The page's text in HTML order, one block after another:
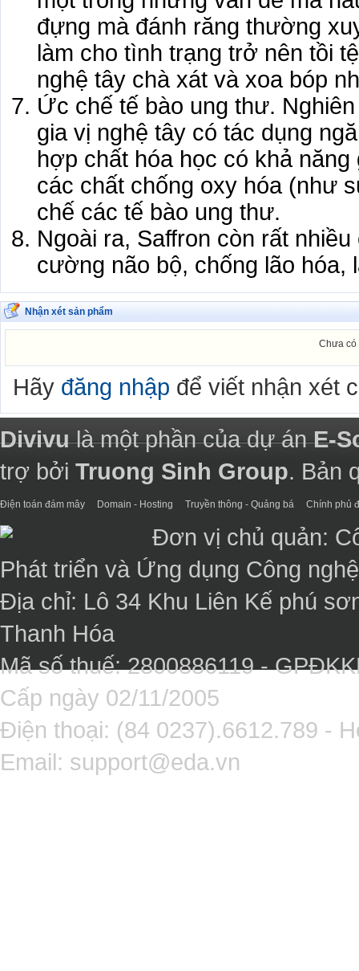
đựng mà đánh răng thường
làm cho tình trạng trở nên tồi
nghệ tây chà xát và xoa bóp
Ức chế tế bào ung thư.
gia vị nghệ tây có tác dụng
hợp chất hóa học có khả
các chất chống oxy hóa (như
chế các tế bào ung thư.
Ngoài ra, Saffron còn rất
cường não bộ, chống lão
Nhận xét sản phẩm
Chưa có
Hãy đăng nhập để viết nhận xét
Divivulà một phần của dự ánE-
trợ bởi Truong Sinh Group. Bản
Điện toán đám mây Domain - Hosting Truyền thông - Quảng bá Chính phủ
Đơn vị chủ quản:
Phát triển và Ứng dụng Công
Địa chỉ: Lô 34 Khu Liên Kế phú
Thanh Hóa
Mã số thuế: 2800886119 -
Cấp ngày 02/11/2005
Điện thoại: (84 0237).6612.789 -
Email: support@eda.vn